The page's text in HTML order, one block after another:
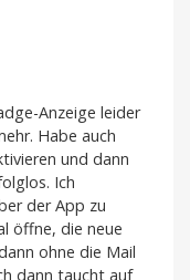
Anzeige leider
Habe auch
und dann
Ich
der App zu
öffne, die neue
ohne die Mail
dann taucht auf